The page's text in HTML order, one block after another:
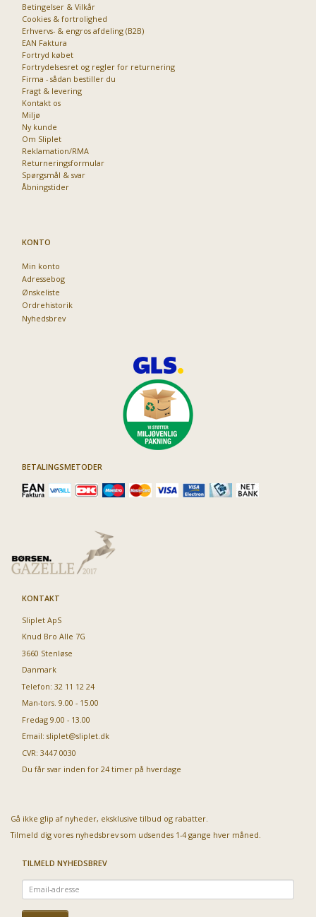
Betingelser & Vilkår
Cookies & fortrolighed
Erhvervs- & engros afdeling (B2B)
EAN Faktura
Fortryd købet
Fortrydelsesret og regler for returnering
Firma - sådan bestiller du
Fragt & levering
Kontakt os
Miljø
Ny kunde
Om Sliplet
Reklamation/RMA
Returneringsformular
Spørgsmål & svar
Åbningstider
KONTO
Min konto
Adressebog
Ønskeliste
Ordrehistorik
Nyhedsbrev
BETALINGSMETODER
KONTAKT
Sliplet ApS
Knud Bro Alle 7G
3660 Stenløse
Danmark
Telefon: 32 11 12 24
Man-tors. 9.00 - 15.00
Fredag 9.00 - 13.00
Email: sliplet@sliplet.dk
CVR: 3447 0030
Du får svar inden for 24 timer på hverdage
Gå ikke glip af nyheder, eksklusive tilbud og rabatter.
Tilmeld dig vores nyhedsbrev som udsendes 1-4 gange hver måned.
TILMELD NYHEDSBREV
Email-
adresse